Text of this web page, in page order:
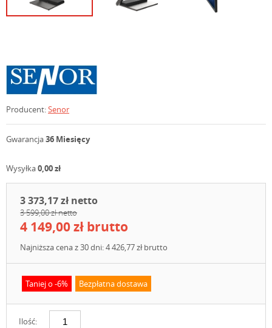
Producent:Senor
Gwarancja36 Miesięcy
Wysyłka0,00 zł
3 373,17 zł netto
3 599,00 zł netto
4 149,00 zł brutto
Najniższa cena z 30 dni: 4 426,77 zł brutto
Taniej o -6% Bezpłatna dostawa
Ilość: